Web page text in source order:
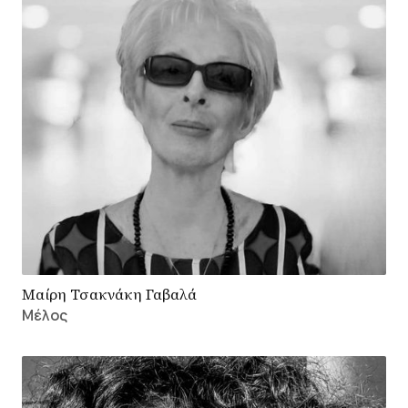
Μαίρη Τσακνάκη Γαβαλά
Μέλος